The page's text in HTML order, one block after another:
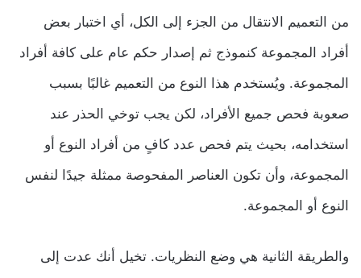
من التعميم الانتقال من الجزء إلى الكل، أي اختبار بعض
أفراد المجموعة كنموذج ثم إصدار حكم عام على كافة أفراد
المجموعة. ويُستخدم هذا النوع من التعميم غالبًا بسبب
صعوبة فحص جميع الأفراد، لكن يجب توخي الحذر عند
استخدامه، بحيث يتم فحص عدد كافٍ من أفراد النوع أو
المجموعة، وأن تكون العناصر المفحوصة ممثلة جيدًا لنفس
النوع أو المجموعة.
والطريقة الثانية هي وضع النظريات. تخيل أنك عدت إلى